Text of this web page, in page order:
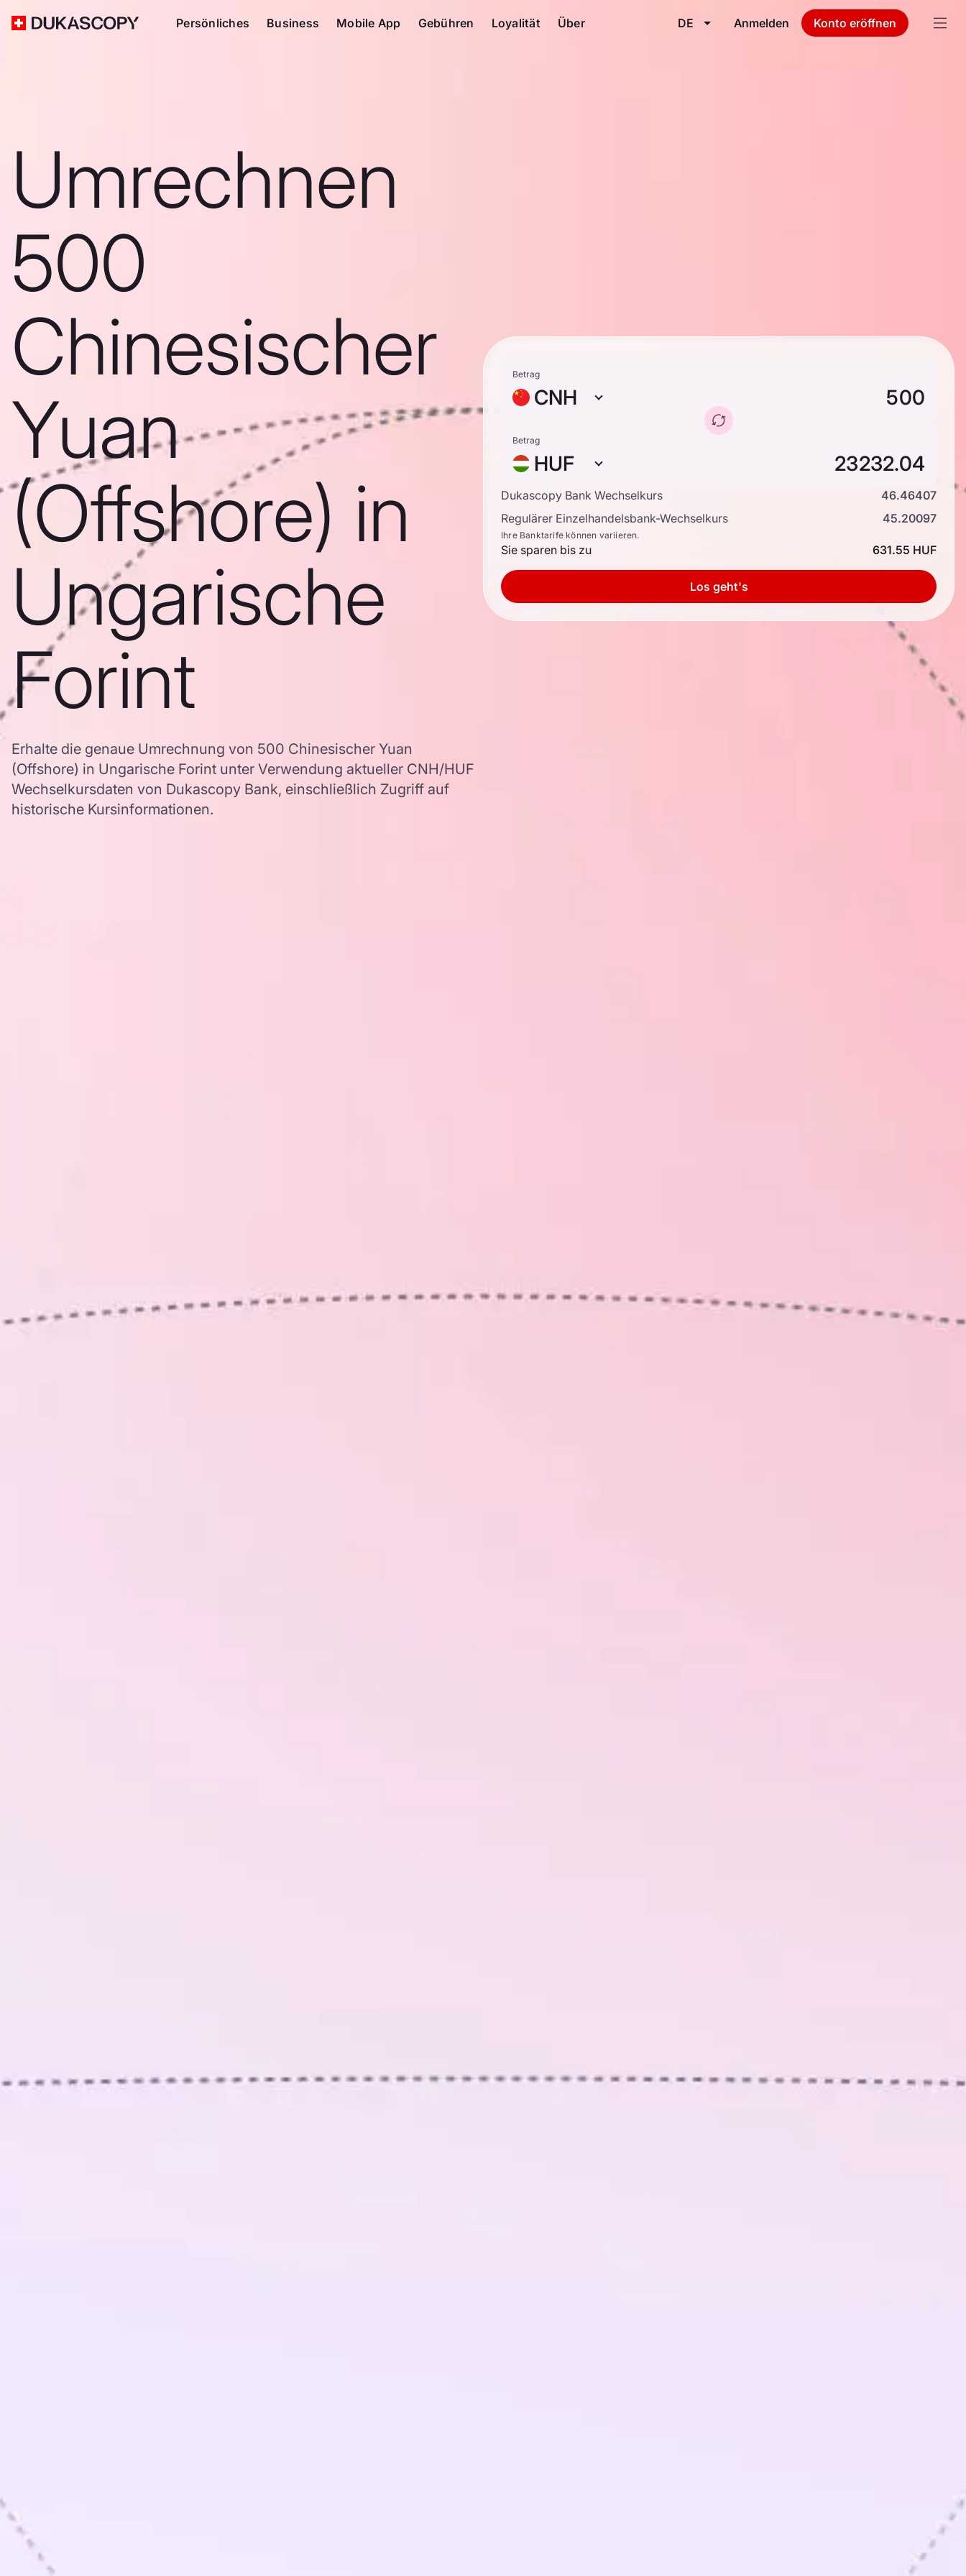
Persönliches Business Mobile App Gebühren Loyalität Über DE Anmelden Konto eröffnen
Umrechnen
500
Chinesischer
Yuan
(Offshore) in
Ungarische
Forint
Erhalte die genaue Umrechnung von 500 Chinesischer Yuan
(Offshore) in Ungarische Forint unter Verwendung aktueller CNH/HUF
Wechselkursdaten von Dukascopy Bank, einschließlich Zugriff auf
historische Kursinformationen.
Betrag
CNH
Betrag
HUF
Dukascopy Bank Wechselkurs
46.46407
Regulärer Einzelhandelsbank-Wechselkurs
45.20097
Ihre Banktarife können variieren.
Sie sparen bis zu 631.55 HUF
Los geht's